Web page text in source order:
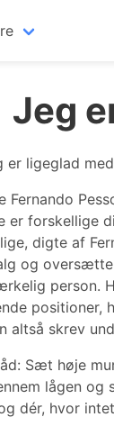
Jeg
er ligeglad
er forskellige
digte af
og
person.
positioner,
altså skrev
Sæt høje
lågen
dér, hvor